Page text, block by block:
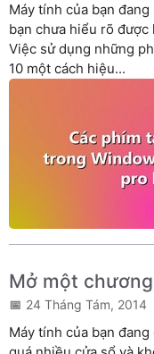
Máy tính của bạn
bạn chưa hiểu rõ được
Việc sử dụng những
10 một cách hiệu...
Mở một
24 Tháng Tám, 2014
Máy tính của bạn